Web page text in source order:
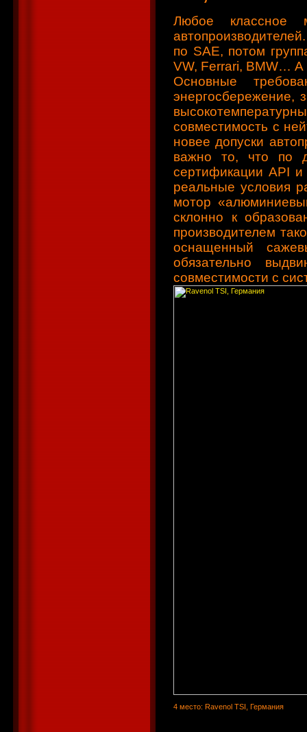
Любое классное
по SAE, потом
VW, Ferrari, BMW… А
Основные
энергосбережение,
совместимость с
новее допуски
важно то, что по
сертификации API
реальные условия
мотор
склонно к
производителем
оснащенный
обязательно
совместимости с
4 место: Ravenol TSI, Германия